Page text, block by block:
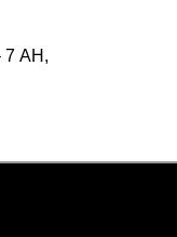
7 АH,